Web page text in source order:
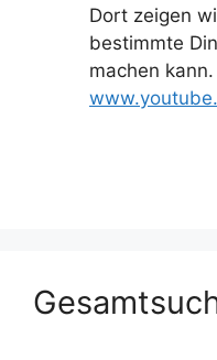
Dort zeigen
bestimmte
machen kann.